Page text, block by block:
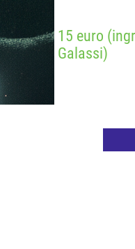
15 euro
Galassi)